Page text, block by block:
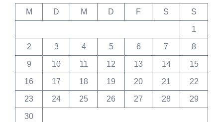
M D M D F S S
1
2 3 4 5 6 7 8
9 10 11 12 13 14 15
16 17 18 19 20 21 22
23 24 25 26 27 28 29
30